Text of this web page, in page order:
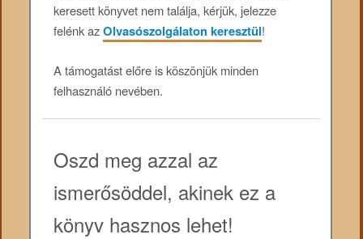
keresett könyvet nem találja, kérjük, jelezze
felénk azOlvasószolgálaton keresztül!
A támogatást előre is köszönjük minden
felhasználó nevében.
Oszd meg azzal az
ismerősöddel, akinek ez a
könyv hasznos lehet!